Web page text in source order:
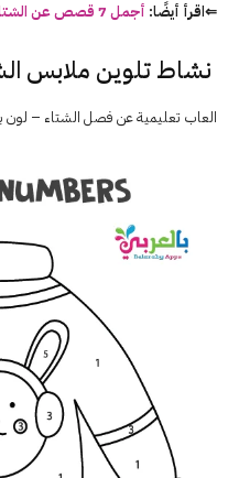
⇐اقرأ أيضًا: أجمل 7 قصص عن الشتاء للاطفال
نشاط تلوين ملابس
العاب تعليميةعن فصل الشتاء – لون